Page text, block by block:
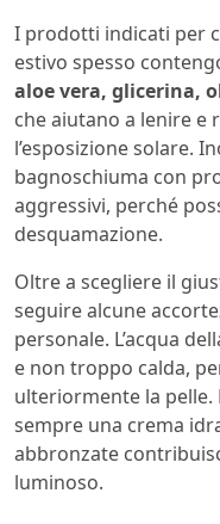
I prodotti indicati per
estivo spesso
aloe vera, glicerina,
che aiutano a lenire e
l’esposizione solare.
bagnoschiuma con
aggressivi, perché
desquamazione.
Oltre a scegliere il
seguire alcune
personale. L’acqua
e non troppo calda,
ulteriormente la pelle.
sempre una crema
abbronzate
luminoso.